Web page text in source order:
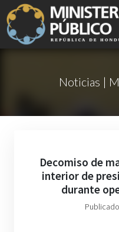
Noticias |
Decomiso de
interior de
durante